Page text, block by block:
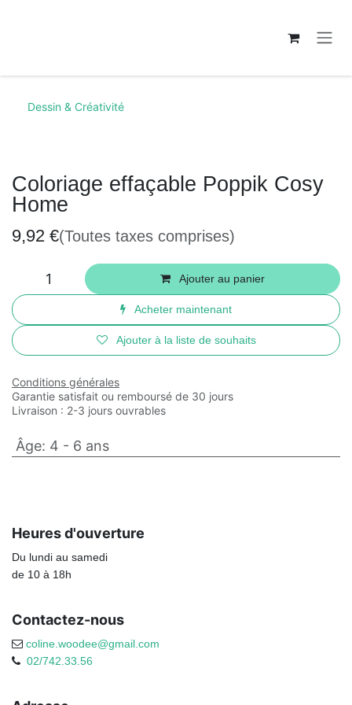
Dessin & Créativité
Coloriage effaçable Poppik Cosy
Home
9,92 €(Toutes taxes comprises)
Ajouter au panier
Acheter maintenant
Ajouter à la liste de souhaits
Conditions générales
Garantie satisfait ou remboursé de 30 jours
Livraison : 2-3 jours ouvrables
Âge: 4 - 6 ans
Heures d'ouverture
Du lundi au samedi
de 10 à 18h
Contactez-nous
coline.woodee@gmail.com
02/742.33.56